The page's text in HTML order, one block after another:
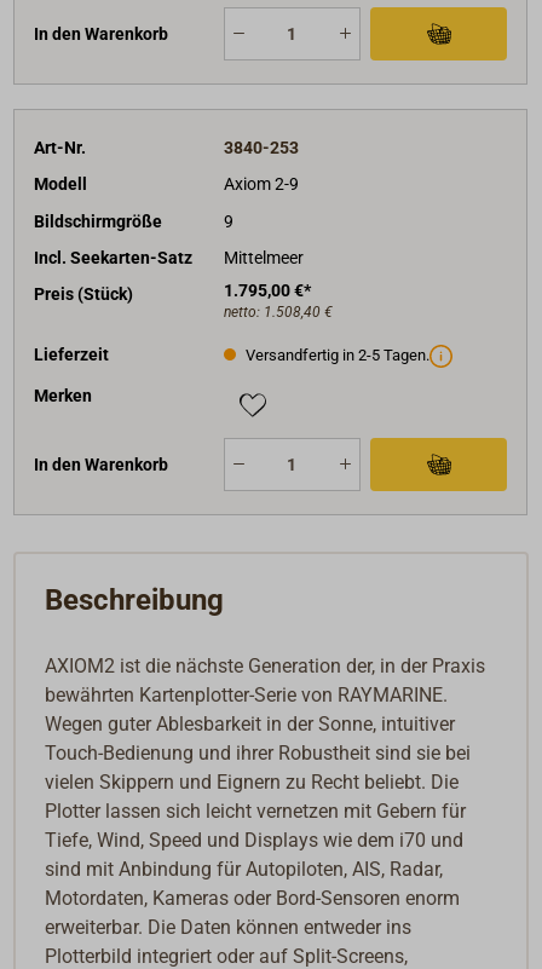
In den Warenkorb
Art-Nr.
3840-253
Modell
Axiom 2-9
Bildschirmgröße
9
Incl. Seekarten-Satz
Mittelmeer
Preis (Stück)
1.795,00 €*
netto: 1.508,40 €
Lieferzeit Versandfertig in 2-5 Tagen.
Merken
In den Warenkorb
Beschreibung
AXIOM2 ist die nächste Generation der, in der Praxis
bewährten Kartenplotter-Serie von RAYMARINE.
Wegen guter Ablesbarkeit in der Sonne, intuitiver
Touch-Bedienung und ihrer Robustheit sind sie bei
vielen Skippern und Eignern zu Recht beliebt. Die
Plotter lassen sich leicht vernetzen mit Gebern für
Tiefe, Wind, Speed und Displays wie dem i70 und
sind mit Anbindung für Autopiloten, AIS, Radar,
Motordaten, Kameras oder Bord-Sensoren enorm
erweiterbar. Die Daten können entweder ins
Plotterbild integriert oder auf Split-Screens,